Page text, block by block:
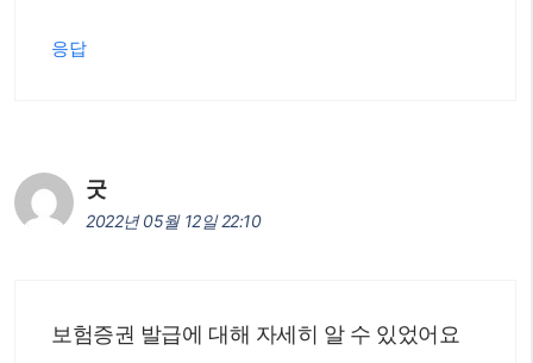
응답
굿
2022년 05월 12일 22:10
보험증권 발급에 대해 자세히 알 수 있었어요